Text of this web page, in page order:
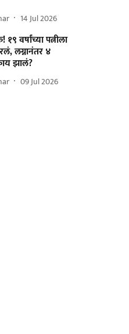
14 Jul 2026
वर्षांच्या पत्नीला
लग्नानंतर ४
झालं?
09 Jul 2026